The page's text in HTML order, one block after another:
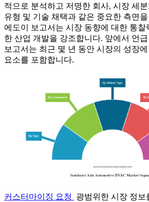
적으로 분석하고 저명한 회사, 시장 세
유형 및 기술 채택과 같은 중요한 측면
에도이 보고서는 시장 동향에 대한 통찰
한 산업 개발을 강조합니다. 앞에서 언급
보고서는 최근 몇 년 동안 시장의 성장
요소를 포함합니다.
커스터마이징 요청 광범위한 시장 정보